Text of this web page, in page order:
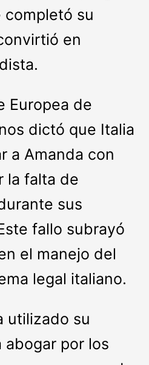
completó su
en
Europea de
dictó que Italia
a Amanda con
la falta de
sus
fallo subrayó
el manejo del
legal italiano.
utilizado su
abogar por los